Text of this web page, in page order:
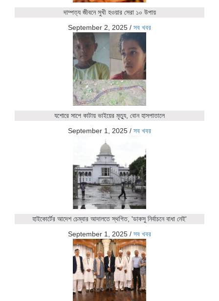
দাম্পত্য জীবনে সুখী হওয়ার সেরা ১০ উপায়
September 2, 2025 / সব খবর
যশোরে সাপে কাটায় ভাইয়ের মৃত্যু, বোন হাসপাতালে
September 1, 2025 / সব খবর
হাইকোর্টের আদেশ চেম্বার আদালতে স্থগিত, 'ডাকসু নির্বাচনে বাধা নেই'
September 1, 2025 / সব খবর